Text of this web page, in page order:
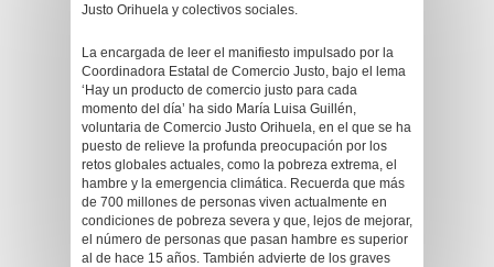
Justo Orihuela y colectivos sociales.
La encargada de leer el manifiesto impulsado por la
Coordinadora Estatal de Comercio Justo, bajo el lema
‘Hay un producto de comercio justo para cada
momento del día’ ha sido María Luisa Guillén,
voluntaria de Comercio Justo Orihuela, en el que se ha
puesto de relieve la profunda preocupación por los
retos globales actuales, como la pobreza extrema, el
hambre y la emergencia climática. Recuerda que más
de 700 millones de personas viven actualmente en
condiciones de pobreza severa y que, lejos de mejorar,
el número de personas que pasan hambre es superior
al de hace 15 años. También advierte de los graves